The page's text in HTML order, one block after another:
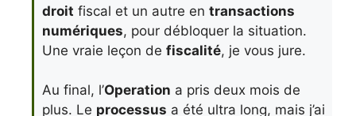
droit fiscal et un autre en transactions
numériques, pour débloquer la situation.
Une vraie leçon de fiscalité, je vous jure.
Au final, l’Operation a pris deux mois de
plus. Le processus a été ultra long, mais j’ai